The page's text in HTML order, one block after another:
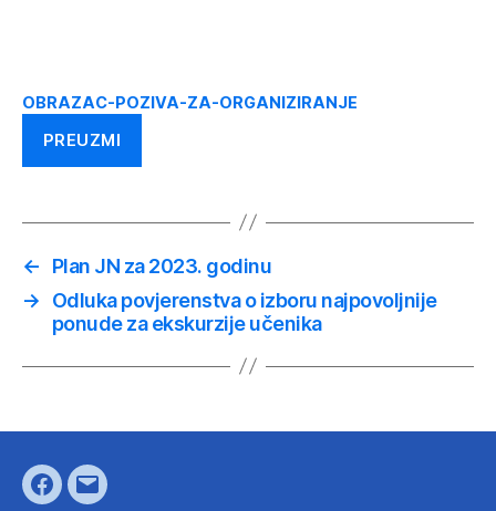
OBRAZAC-POZIVA-ZA-ORGANIZIRANJE
PREUZMI
←
Plan JN za 2023. godinu
→
Odluka povjerenstva o izboru najpovoljnije
ponude za ekskurzije učenika
Facebook
E-